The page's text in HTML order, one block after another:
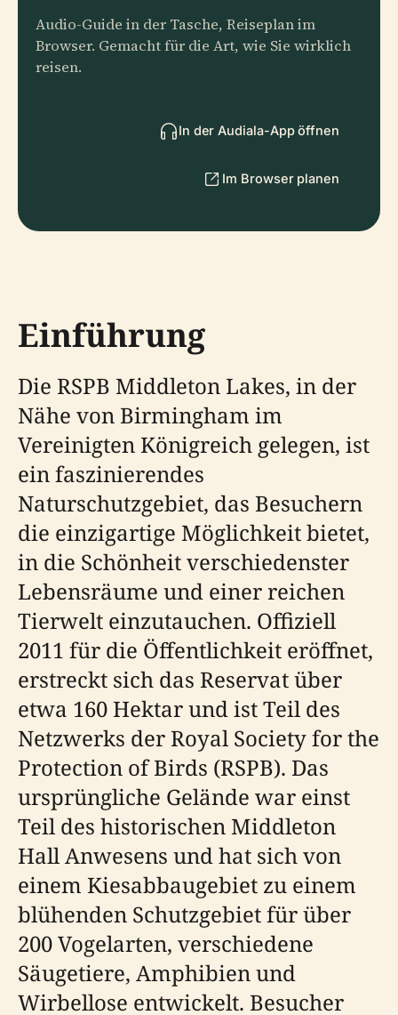
Audio-Guide in der Tasche, Reiseplan im
Browser. Gemacht für die Art, wie Sie wirklich
reisen.
In der Audiala-App öffnen
Im Browser planen
Einführung
Die RSPB Middleton Lakes, in der
Nähe von Birmingham im
Vereinigten Königreich gelegen, ist
ein faszinierendes
Naturschutzgebiet, das Besuchern
die einzigartige Möglichkeit bietet,
in die Schönheit verschiedenster
Lebensräume und einer reichen
Tierwelt einzutauchen. Offiziell
2011 für die Öffentlichkeit eröffnet,
erstreckt sich das Reservat über
etwa 160 Hektar und ist Teil des
Netzwerks der Royal Society for the
Protection of Birds (RSPB). Das
ursprüngliche Gelände war einst
Teil des historischen Middleton
Hall Anwesens und hat sich von
einem Kiesabbaugebiet zu einem
blühenden Schutzgebiet für über
200 Vogelarten, verschiedene
Säugetiere, Amphibien und
Wirbellose entwickelt. Besucher